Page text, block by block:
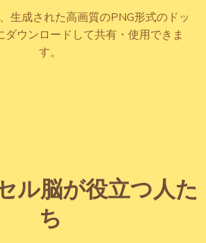
生成された高画質のPNG形式のドッ
ダウンロードして共有・使用できま
す。
ル脳が役立つ人た
ち